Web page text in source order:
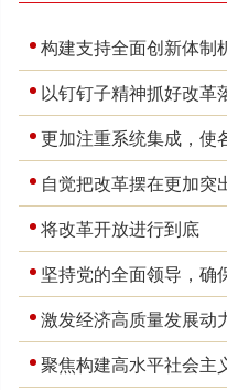
构建支持全面创新体制
以钉钉子精神抓好改革
更加注重系统集成，使
自觉把改革摆在更加突
将改革开放进行到底
坚持党的全面领导，确
激发经济高质量发展动
聚焦构建高水平社会主